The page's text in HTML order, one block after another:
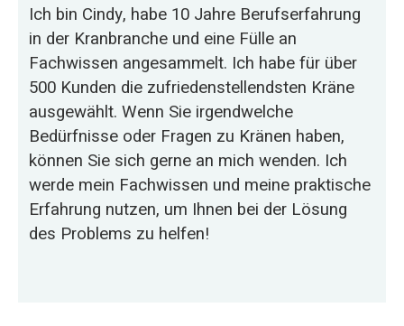
Ich bin Cindy, habe 10 Jahre Berufserfahrung
in der Kranbranche und eine Fülle an
Fachwissen angesammelt. Ich habe für über
500 Kunden die zufriedenstellendsten Kräne
ausgewählt. Wenn Sie irgendwelche
Bedürfnisse oder Fragen zu Kränen haben,
können Sie sich gerne an mich wenden. Ich
werde mein Fachwissen und meine praktische
Erfahrung nutzen, um Ihnen bei der Lösung
des Problems zu helfen!